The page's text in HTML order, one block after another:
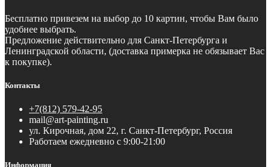
Бесплатно привезем на выбор до 10 картин, чтобы Вам было
удобнее выбрать.
Предложение действительно для Санкт-Петербурга и
Ленинградской области, (доставка примерка не обязывает Вас
к покупке).
Контакты
+7(812) 579-42-95
mail@art-painting.ru
ул. Кирочная, дом 22, г. Санкт-Петербург, Россия
Работаем ежедневно с 9:00-21:00
Информация